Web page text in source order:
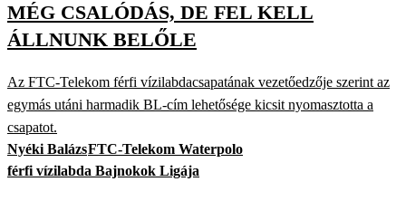
MÉG CSALÓDÁS, DE FEL KELL
ÁLLNUNK BELŐLE
Az FTC-Telekom férfi vízilabdacsapatának vezetőedzője szerint az
egymás utáni harmadik BL-cím lehetősége kicsit nyomasztotta a
csapatot.
Nyéki BalázsFTC-Telekom Waterpolo
férfi vízilabda Bajnokok Ligája